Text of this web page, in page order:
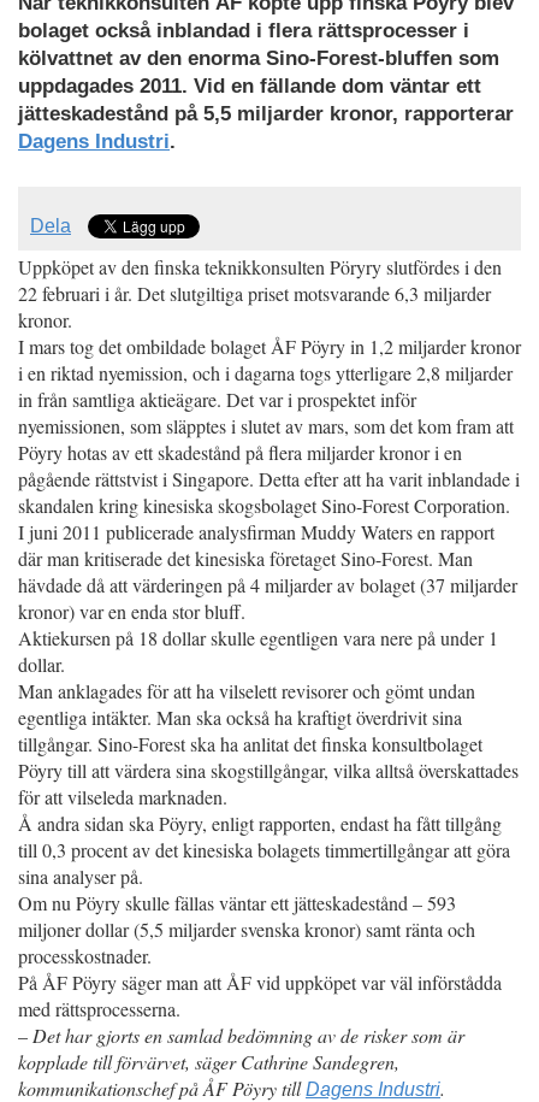
bolaget också inblandad i flera rättsprocesser i
kölvattnet av den enorma Sino-Forest-bluffen som
uppdagades 2011. Vid en fällande dom väntar ett
jätteskadestånd på 5,5 miljarder kronor, rapporterar
Dagens Industri.
Dela
Uppköpet av den finska teknikkonsulten Pöryry slutfördes i den
22 februari i år. Det slutgiltiga priset motsvarande 6,3 miljarder
kronor.
I mars tog det ombildade bolaget ÅF Pöyry in 1,2 miljarder kronor
i en riktad nyemission, och i dagarna togs ytterligare 2,8 miljarder
in från samtliga aktieägare. Det var i prospektet inför
nyemissionen, som släpptes i slutet av mars, som det kom fram att
Pöyry hotas av ett skadestånd på flera miljarder kronor i en
pågående rättstvist i Singapore. Detta efter att ha varit inblandade i
skandalen kring kinesiska skogsbolaget Sino-Forest Corporation.
I juni 2011 publicerade analysfirman Muddy Waters en rapport
där man kritiserade det kinesiska företaget Sino-Forest. Man
hävdade då att värderingen på 4 miljarder av bolaget (37 miljarder
kronor) var en enda stor bluff.
Aktiekursen på 18 dollar skulle egentligen vara nere på under 1
dollar.
Man anklagades för att ha vilselett revisorer och gömt undan
egentliga intäkter. Man ska också ha kraftigt överdrivit sina
tillgångar. Sino-Forest ska ha anlitat det finska konsultbolaget
Pöyry till att värdera sina skogstillgångar, vilka alltså överskattades
för att vilseleda marknaden.
Å andra sidan ska Pöyry, enligt rapporten, endast ha fått tillgång
till 0,3 procent av det kinesiska bolagets timmertillgångar att göra
sina analyser på.
Om nu Pöyry skulle fällas väntar ett jätteskadestånd – 593
miljoner dollar (5,5 miljarder svenska kronor) samt ränta och
processkostnader.
På ÅF Pöyry säger man att ÅF vid uppköpet var väl införstådda
med rättsprocesserna.
– Det har gjorts en samlad bedömning av de risker som är
kopplade till förvärvet, säger Cathrine Sandegren,
kommunikationschef på ÅF Pöyry tillDagens Industri.